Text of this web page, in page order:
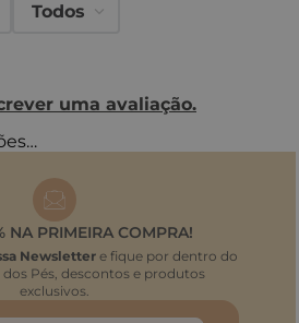
uma avaliação.
Todos
NA PRIMEIRA COMPRA!
Newsletter e fique por dentro do
Pés, descontos e produtos
exclusivos.